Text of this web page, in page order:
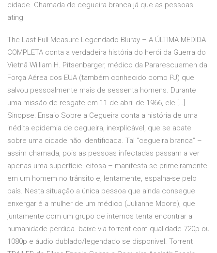
cidade. Chamada de cegueira branca já que as pessoas
ating
The Last Full Measure Legendado Bluray – A ÚLTIMA MEDIDA
COMPLETA conta a verdadeira história do herói da Guerra do
Vietnã William H. Pitsenbarger, médico da Pararescuemen da
Força Aérea dos EUA (também conhecido como PJ) que
salvou pessoalmente mais de sessenta homens. Durante
uma missão de resgate em 11 de abril de 1966, ele […]
Sinopse: Ensaio Sobre a Cegueira conta a história de uma
inédita epidemia de cegueira, inexplicável, que se abate
sobre uma cidade não identificada. Tal “cegueira branca” –
assim chamada, pois as pessoas infectadas passam a ver
apenas uma superfície leitosa – manifesta-se primeiramente
em um homem no trânsito e, lentamente, espalha-se pelo
país. Nesta situação a única pessoa que ainda consegue
enxergar é a mulher de um médico (Julianne Moore), que
juntamente com um grupo de internos tenta encontrar a
humanidade perdida. baixe via torrent com qualidade 720p ou
1080p e áudio dublado/legendado se disponivel. Torrent